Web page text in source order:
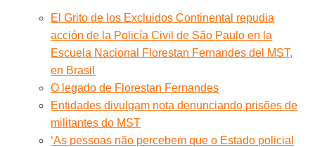
El Grito de los Excluidos Continental repudia
acción de la Policía Civil de São Paulo en la
Escuela Nacional Florestan Fernandes del MST,
en Brasil
O legado de Florestan Fernandes
Entidades divulgam nota denunciando prisões de
militantes do MST
‘As pessoas não percebem que o Estado policial